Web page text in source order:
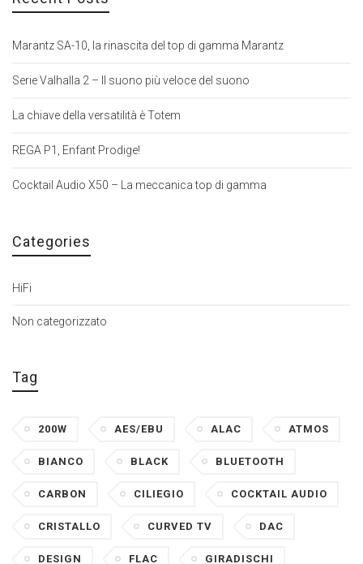
Marantz SA-10, la rinascita del top di gamma Marantz
Serie Valhalla 2 – Il suono più veloce del suono
La chiave della versatilità è Totem
REGA P1, Enfant Prodige!
Cocktail Audio X50 – La meccanica top di gamma
Categories
HiFi
Non categorizzato
Tag
200W AES/EBU ALAC ATMOS
BIANCO BLACK BLUETOOTH
CARBON CILIEGIO COCKTAIL AUDIO
CRISTALLO CURVED TV DAC
DESIGN FLAC GIRADISCHI